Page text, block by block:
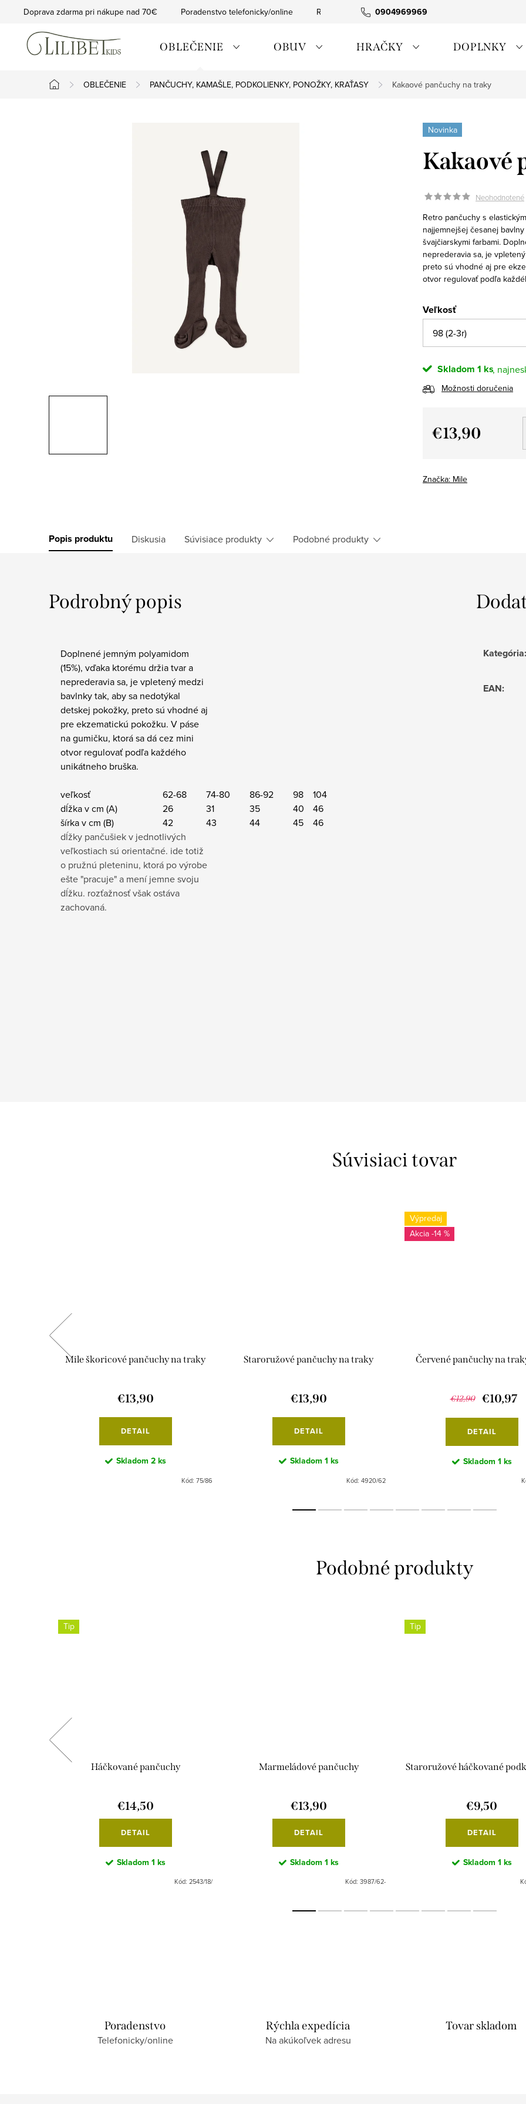
0904969969
Doprava zdarma pri nákupe nad 70€ Poradenstvo telefonicky/online Rýchla expedícia Tovar skladom
OBLEČENIE OBUV HRAČKY DOPLNKY
Domov
OBLEČENIE PANČUCHY, KAMAŠLE, PODKOLIENKY, PONOŽKY, KRAŤASY Kakaové pančuchy na traky
Novinka
Kakaové
Neohodnotené
Retro pančuchy s
najjemnejšej česanej
švajčiarskymi farbami.
neprederavia sa, je
preto sú vhodné aj pre
otvor regulovať podľa
Veľkosť
Skladom 1 ks
Možnosti doručenia
€13,90
Značka: Mile
Popis produktu Diskusia Súvisiace produkty Podobné produkty
Podrobný popis
Doplnené jemným polyamidom
(15%), vďaka ktorému držia tvar a
neprederavia sa, je vpletený medzi
bavlnky tak, aby sa nedotýkal
detskej pokožky, preto sú vhodné aj
pre ekzematickú pokožku. V páse
na gumičku, ktorá sa dá cez mini
otvor regulovať podľa každého
unikátneho bruška.
veľkosť 62-68 74-80 86-92 98
104
dĺžka v cm (A)
26 31 35 40
46
šírka v cm (B)
42 43 44 45
46
dĺžky pančušiek v jednotlivých
veľkostiach sú orientačné. ide totiž
o pružnú pleteninu, ktorá po výrobe
ešte "pracuje" a mení jemne svoju
dĺžku. rozťažnosť však ostáva
zachovaná.
Kategória:
EAN:
Súvisiaci tovar
Mile škoricové pančuchy na traky
€13,90
DETAIL
Skladom 2 ks
Kód: 75/86
Staroružové pančuchy na traky
€13,90
DETAIL
Skladom 1 ks
Kód: 4920/62
Výpredaj
-14 %
Červené pančuchy na
€12,90 €10,97
DETAIL
Skladom 1 ks
Tip
Háčkované pančuchy
€14,50
DETAIL
Skladom 1 ks
Kód: 2543/18/
Marmeládové pančuchy
€13,90
DETAIL
Skladom 1 ks
Kód: 3987/62-
Tip
Staroružové háčkované
€9,50
DETAIL
Skladom 1 ks
Poradenstvo
Telefonicky/online
Rýchla expedícia
Na akúkoľvek adresu
Tovar skladom